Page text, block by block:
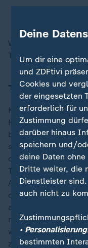
Wichtig ist auch, ob
Tierarten um
Katzen, Hunde und
Haustiere. Doch
beispielsweise
sich bewusst sein,
dämmerungsaktiv
Tierschutzbund
Aktivitätszeiten der
damit sie sich nicht
also keine
nachtaktiven Tieren
wenn sie keinen
zueinander haben.
Deine
Um dir eine
und ZDFtivi
Cookies und
der eingesetzten
erforderlich für
Zustimmung
darüber hinaus
speichern und/
deine Daten
Dritte weiter, die
Dienstleister
auch nicht zu
•
bestimmten